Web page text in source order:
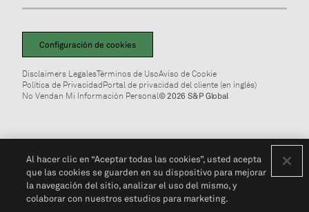
Configuración de cookies
Disclaimers LegalesTérminos de UsoAviso de Cookie
Política de PrivacidadPortal de privacidad del cliente (en inglés)
No Vendan Mi Información Personal© 2026 S&P Global
Al hacer clic en “Aceptar todas las cookies”, usted acepta
que las cookies se guarden en su dispositivo para mejorar
la navegación del sitio, analizar el uso del mismo, y
colaborar con nuestros estudios para marketing.